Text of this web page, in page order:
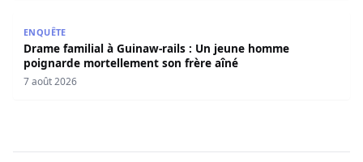
ENQUÊTE
Drame familial à Guinaw-rails : Un jeune homme
poignarde mortellement son frère aîné
7 août 2026